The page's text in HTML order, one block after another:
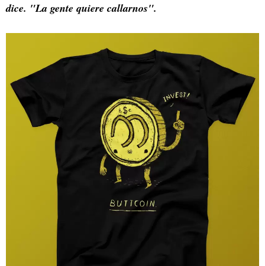
dice. "La gente quiere callarnos".